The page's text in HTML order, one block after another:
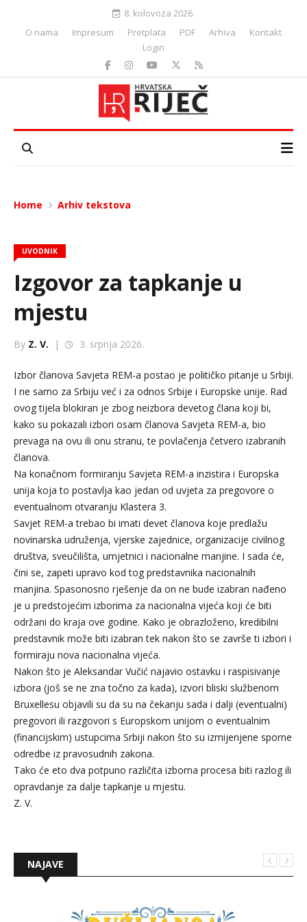
8. kolovoza 2026.
O nama
Impresum Pretplata PDF Arhiva
Kontakt
Login
Home Arhiv tekstova
UVODNIK
Izgovor za tapkanje u
mjestu
By Z. V. | 3. srpnja 2026.
Izbor članova Savjeta REM-a postao je političko pitanje u Srbiji.
I ne samo za Srbiju već i za odnos Srbije i Europske unije. Rad
ovog tijela blokiran je zbog neizbora devetog člana koji bi,
kako su pokazali izbori osam članova Savjeta REM-a, bio
prevaga na ovu ili onu stranu, te povlačenja četvero izabranih
članova.
Na konačnom formiranju Savjeta REM-a inzistira i Europska
unija koja to postavlja kao jedan od uvjeta za pregovore o
eventualnom otvaranju Klastera 3.
Savjet REM-a trebao bi imati devet članova koje predlažu
novinarska udruženja, vjerske zajednice, organizacije civilnog
društva, sveučilišta, umjetnici i nacionalne manjine. I sada će,
čini se, zapeti upravo kod tog predstavnika nacionalnih
manjina. Spasonosno rješenje da on ne bude izabran nađeno
je u predstojećim izborima za nacionalna vijeća koji će biti
održani do kraja ove godine. Kako je obrazloženo, kredibilni
predstavnik može biti izabran tek nakon što se završe ti izbori i
formiraju nova nacionalna vijeća.
Nakon što je Aleksandar Vučić najavio ostavku i raspisivanje
izbora (još se ne zna točno za kada), izvori bliski službenom
Bruxellesu objavili su da su na čekanju sada i dalji (eventualni)
pregovori ili razgovori s Europskom unijom o eventualnim
(financijskim) ustupcima Srbiji nakon što su izmijenjene sporne
odredbe iz pravosudnih zakona.
Tako će eto dva potpuno različita izborna procesa biti razlog ili
opravdanje za dalje tapkanje u mjestu.
Z. V.
NAJAVE